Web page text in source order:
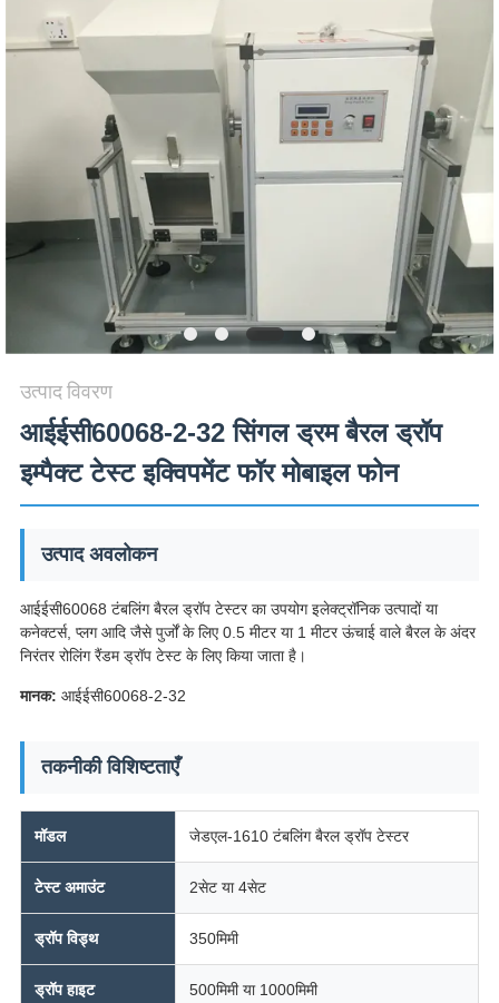
उद्धरण
विनती
करे
VR
SHOW
SITEMAP
PRIVACY
POLICY
उत्पाद विवरण
आईईसी60068-2-32 सिंगल ड्रम बैरल ड्रॉप
इम्पैक्ट टेस्ट इक्विपमेंट फॉर मोबाइल फोन
उत्पाद अवलोकन
आईईसी60068 टंबलिंग बैरल ड्रॉप टेस्टर का उपयोग इलेक्ट्रॉनिक उत्पादों या
कनेक्टर्स, प्लग आदि जैसे पुर्जों के लिए 0.5 मीटर या 1 मीटर ऊंचाई वाले बैरल के अंदर
निरंतर रोलिंग रैंडम ड्रॉप टेस्ट के लिए किया जाता है।
मानक: आईईसी60068-2-32
तकनीकी विशिष्टताएँ
मॉडल जेडएल-1610 टंबलिंग बैरल ड्रॉप टेस्टर
टेस्ट अमाउंट 2सेट या 4सेट
ड्रॉप विड्थ 350मिमी
ड्रॉप हाइट 500मिमी या 1000मिमी